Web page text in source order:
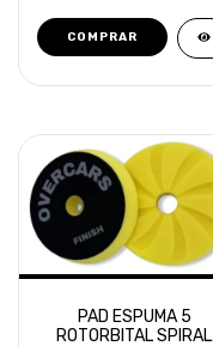
PAD ESPUMA 5
ROTORBITAL SPIRAL